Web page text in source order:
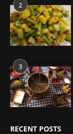
2
3
RECENT POSTS